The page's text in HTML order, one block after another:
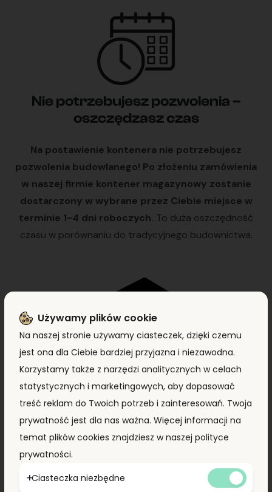
Nie potrzebujesz pozwolenia –
oszczędzasz czas
Na postawienie kontenera nie potrzebujesz
pozwolenia budowlanego! Po złożeniu zamówienia
w naszej firmie kontener magazynowy zostanie
dostarczony w wybrane przez Ciebie miejsce w
terminie 1-4 dni roboczych. To duża oszczędność
czasu w porównaniu do tradycyjnego budownictwa.
Wymiary dostosowane do Twoich
potrzeb
Oferujemy kontenery morskie w różnych rozmiarach,
dostosowane do indywidualnych potrzeb Klientów.
Możesz wybierać wśród kontenerów 10′, 20′, 40′, 45′.
Używamy plików cookie
Na naszej stronie używamy ciasteczek, dzięki czemu
jest ona dla Ciebie bardziej przyjazna i niezawodna.
Korzystamy także z narzędzi analitycznych w celach
statystycznych i marketingowych, aby dopasować
treść reklam do Twoich potrzeb i zainteresowań. Twoja
prywatność jest dla nas ważna. Więcej informacji na
temat plików cookies znajdziesz w naszej polityce
prywatności.
Ciasteczka niezbędne